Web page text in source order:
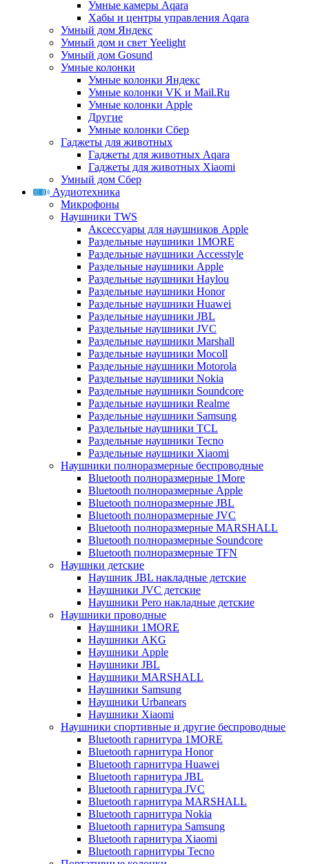
Умные камеры Aqara
Хабы и центры управления Aqara
Умный дом Яндекс
Умный дом и свет Yeelight
Умный дом Gosund
Умные колонки
Умные колонки Яндекс
Умные колонки VK и Mail.Ru
Умные колонки Apple
Другие
Умные колонки Сбер
Гаджеты для животных
Гаджеты для животных Aqara
Гаджеты для животных Xiaomi
Умный дом Сбер
Аудиотехника
Микрофоны
Наушники TWS
Аксессуары для наушников Apple
Раздельные наушники 1MORE
Раздельные наушники Accesstyle
Раздельные наушники Apple
Раздельные наушники Haylou
Раздельные наушники Honor
Раздельные наушники Huawei
Раздельные наушники JBL
Раздельные наушники JVC
Раздельные наушники Marshall
Раздельные наушники Mocoll
Раздельные наушники Motorola
Раздельные наушники Nokia
Раздельные наушники Soundcore
Раздельные наушники Realme
Раздельные наушники Samsung
Раздельные наушники TCL
Раздельные наушники Tecno
Раздельные наушники Xiaomi
Наушники полноразмерные беспроводные
Bluetooth полноразмерные 1More
Bluetooth полноразмерные Apple
Bluetooth полноразмерные JBL
Bluetooth полноразмерные JVC
Bluetooth полноразмерные MARSHALL
Bluetooth полноразмерные Soundcore
Bluetooth полноразмерные TFN
Наушнки детские
Наушник JBL накладные детские
Наушники JVC детские
Наушники Pero накладные детские
Наушники проводные
Наушники 1MORE
Наушники AKG
Наушники Apple
Наушники JBL
Наушники MARSHALL
Наушники Samsung
Наушники Urbanears
Наушники Xiaomi
Наушники спортивные и другие беспроводные
Bluetooth гарнитура 1MORE
Bluetooth гарнитура Honor
Bluetooth гарнитура Huawei
Bluetooth гарнитура JBL
Bluetooth гарнитура JVC
Bluetooth гарнитура MARSHALL
Bluetooth гарнитура Nokia
Bluetooth гарнитура Samsung
Bluetooth гарнитура Xiaomi
Bluetooth гарнитуры Tecno